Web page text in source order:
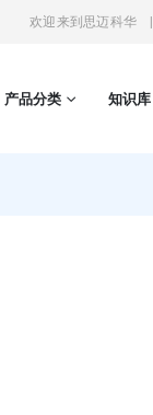
欢迎来到思迈科华 |
产品分类 知识库